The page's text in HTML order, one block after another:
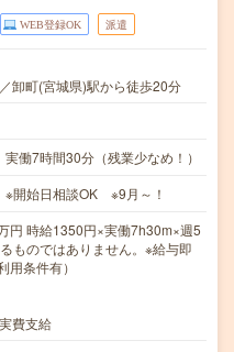
WEB登録OK 派遣
卸町(宮城県)駅から徒歩20分
働7時間30分（残業少なめ！）
開始日相談OK ※9月～！
時給1350円×実働7h30m×週5
ものではありません。※給与即
用条件有）
費支給